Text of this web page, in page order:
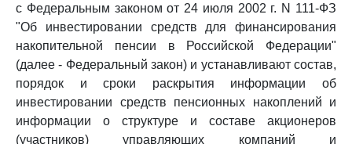
с Федеральным законом от 24 июля 2002 г. N 111-ФЗ
"Об инвестировании средств для финансирования
накопительной пенсии в Российской Федерации"
(далее - Федеральный закон) и устанавливают состав,
порядок и сроки раскрытия информации об
инвестировании средств пенсионных накоплений и
информации о структуре и составе акционеров
(участников) управляющих компаний и